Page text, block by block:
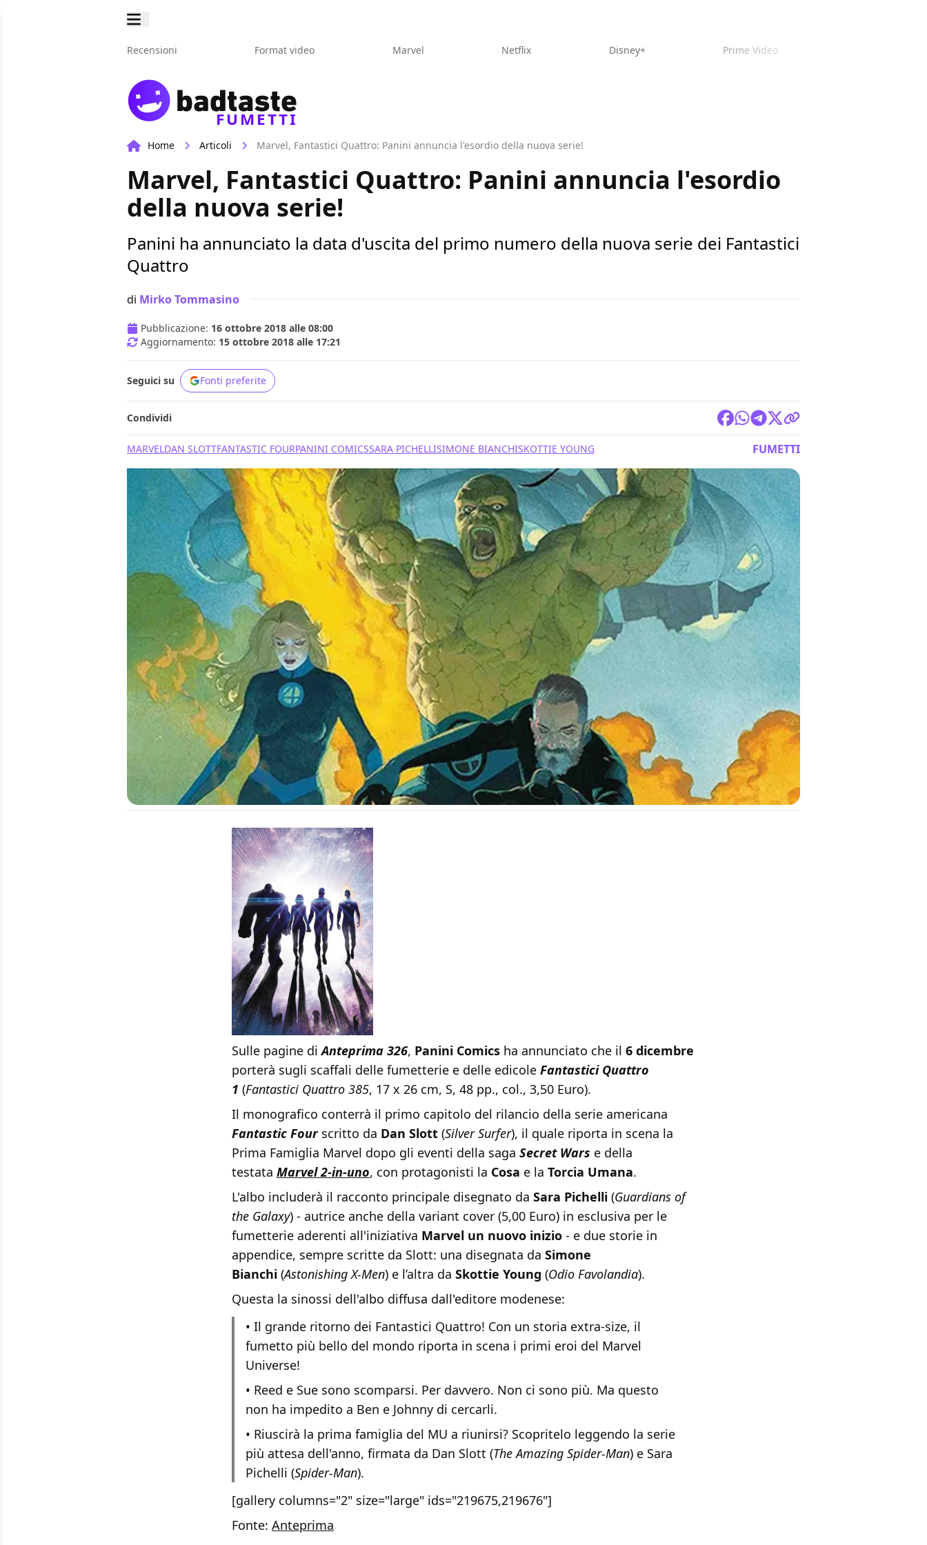
Recensioni Format video Marvel Netflix Disney+ Prime Video
FUMETTI
Home Articoli Marvel, Fantastici Quattro: Panini annuncia l'esordio della nuova serie!
Marvel, Fantastici Quattro: Panini annuncia l'esordio
della nuova serie!
Panini ha annunciato la data d'uscita del primo numero della nuova serie dei Fantastici
Quattro
di Mirko Tommasino
Pubblicazione: 16 ottobre 2018 alle 08:00
Aggiornamento: 15 ottobre 2018 alle 17:21
Seguici su Fonti preferite
Condividi
MARVELDAN SLOTTFANTASTIC FOURPANINI COMICSSARA PICHELLISIMONE BIANCHISKOTTIE YOUNG FUMETTI
Sulle pagine diAnteprima 326, Panini Comics ha annunciato che il 6 dicembre
porterà sugli scaffali delle fumetterie e delle edicole Fantastici Quattro
1 (Fantastici Quattro 385, 17 x 26 cm, S, 48 pp., col., 3,50 Euro).
Il monografico conterrà il primo capitolo del rilancio della serie americana
Fantastic Fourscritto da Dan Slott (Silver Surfer), il quale riporta in scena la
Prima Famiglia Marvel dopo gli eventi della saga Secret Wars e della
testata Marvel 2-in-uno, con protagonisti la Cosa e la Torcia Umana.
L'albo includerà il racconto principale disegnato da Sara Pichelli (Guardians of
the Galaxy) - autrice anche della variant cover (5,00 Euro) in esclusiva per le
fumetterie aderenti all'iniziativa Marvel un nuovo inizio - e due storie in
appendice, sempre scritte da Slott: una disegnata da Simone
Bianchi (Astonishing X-Men) e l’altra da Skottie Young (Odio Favolandia).
Questa la sinossi dell'albo diffusa dall'editore modenese:
• Il grande ritorno dei Fantastici Quattro! Con un storia extra-size, il
fumetto più bello del mondo riporta in scena i primi eroi del Marvel
Universe!
• Reed e Sue sono scomparsi. Per davvero. Non ci sono più. Ma questo
non ha impedito a Ben e Johnny di cercarli.
• Riuscirà la prima famiglia del MU a riunirsi? Scopritelo leggendo la serie
più attesa dell'anno, firmata da Dan Slott (The Amazing Spider-Man) e Sara
Pichelli (Spider-Man).
[gallery columns="2" size="large" ids="219675,219676"]
Fonte: Anteprima